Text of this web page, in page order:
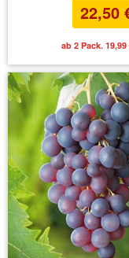
22,50
ab 2 Pack.